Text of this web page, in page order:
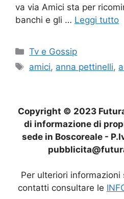
va via Amici sta per
banchi e gli … Leggi tutto
Categorie
Tv e Gossip
Tag
amici, anna pettinelli,
Copyright © 2023
di informazione di
sede in Boscoreale -
Per ulteriori
contatti consultare le